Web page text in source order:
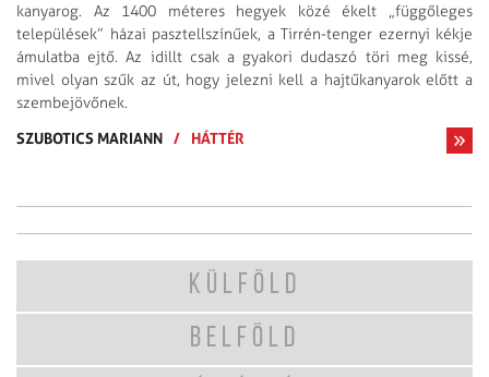
kanyarog. Az 1400 méteres hegyek közé ékelt „függőleges
települések” házai pasztellszínűek, a Tirrén-tenger ezernyi kékje
ámulatba ejtő. Az idillt csak a gyakori dudaszó töri meg kissé,
mivel olyan szűk az út, hogy jelezni kell a hajtűkanyarok előtt a
szembejövőnek.
SZUBOTICS MARIANN / HÁTTÉR
KÜLFÖLD
BELFÖLD